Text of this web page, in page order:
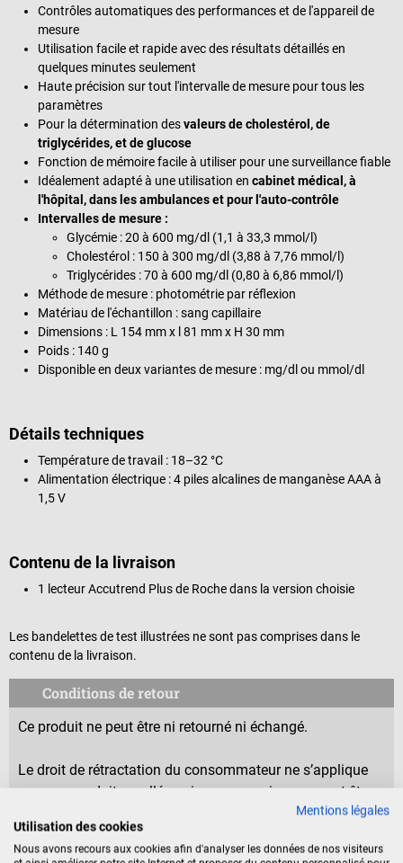
Contrôles automatiques des performances et de l'appareil de
mesure
Utilisation facile et rapide avec des résultats détaillés en
quelques minutes seulement
Haute précision sur tout l'intervalle de mesure pour tous les
paramètres
Pour la détermination desvaleurs de cholestérol, de
triglycérides, etde glucose
Fonction de mémoire facile à utiliser pour une surveillance fiable
Idéalement adapté à une utilisation en cabinet médical , à
l'hôpital, dans les ambulances et pour l'auto-contrôle
Intervalles de mesure :
Glycémie : 20 à 600 mg/dl (1,1 à 33,3 mmol/l)
Cholestérol : 150 à 300 mg/dl (3,88 à 7,76 mmol/l)
Triglycérides : 70 à 600 mg/dl (0,80 à 6,86 mmol/l)
Méthode de mesure : photométrie par réflexion
Matériau de l'échantillon : sang capillaire
Dimensions : L 154 mm x l 81 mm x H 30 mm
Poids : 140 g
Disponible en deux variantes de mesure : mg/dl ou mmol/dl
Détails techniques
Température de travail : 18–32 °C
Alimentation électrique : 4 piles alcalines de manganèse AAA à
1,5 V
Contenu de la livraison
1 lecteur Accutrend Plus de Roche dans la version choisie
Les bandelettes de test illustrées ne sont pas comprises dans le
contenu de la livraison.
Conditions de retour
Ce produit ne peut être ni retourné ni échangé.
Le droit de rétractation du consommateur ne s’applique
pas aux produits scellés puisque ceux-ci ne peuvent être
retournés pour des raisons d’hygiène ou de protection de
la santé, dès lors que leur sceau a été ouvert après la
livraison.
Mentions légales
Utilisation des cookies
Nous avons recours aux cookies afin d'analyser les données de nos visiteurs